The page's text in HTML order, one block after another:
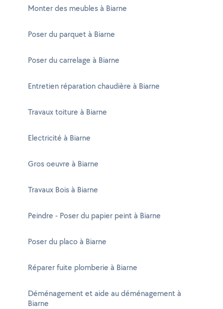
Monter des meubles à Biarne
Poser du parquet à Biarne
Poser du carrelage à Biarne
Entretien réparation chaudière à Biarne
Travaux toiture à Biarne
Electricité à Biarne
Gros oeuvre à Biarne
Travaux Bois à Biarne
Peindre - Poser du papier peint à Biarne
Poser du placo à Biarne
Réparer fuite plomberie à Biarne
Déménagement et aide au déménagement à
Biarne